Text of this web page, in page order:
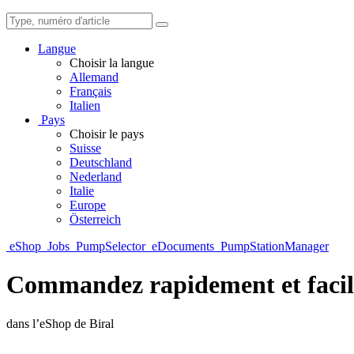
Langue
Choisir la langue
Allemand
Français
Italien
Pays
Choisir le pays
Suisse
Deutschland
Nederland
Italie
Europe
Österreich
eShop Jobs PumpSelector eDocuments PumpStationManager
Commandez rapidement et
dans l’eShop de Biral